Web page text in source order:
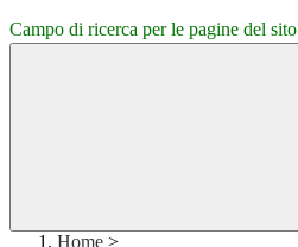
Campo di ricerca per le pagine del sito
Home >